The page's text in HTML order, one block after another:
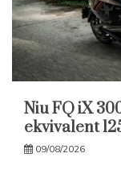
Niu FQ iX
ekvivalent
09/08/2026